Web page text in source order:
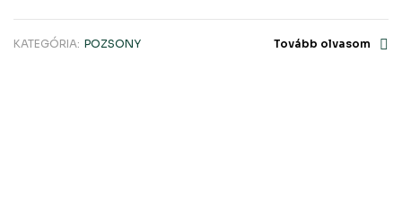
KATEGÓRIA: POZSONY Tovább olvasom